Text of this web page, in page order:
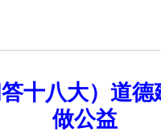
答十八大）道
做公益